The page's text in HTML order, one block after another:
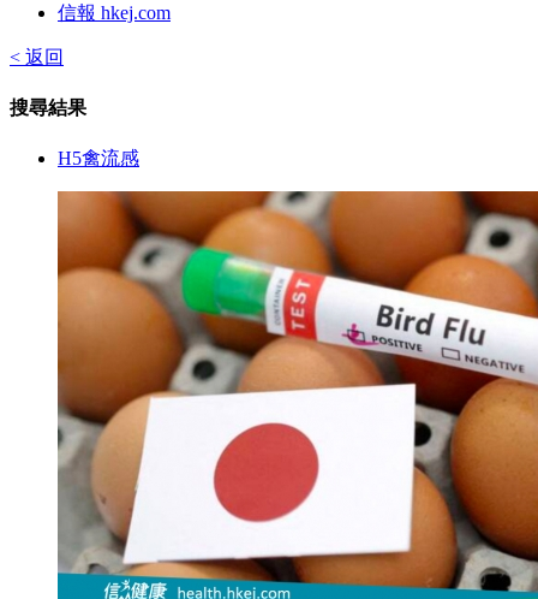
信報 hkej.com
< 返回
搜尋結果
H5禽流感